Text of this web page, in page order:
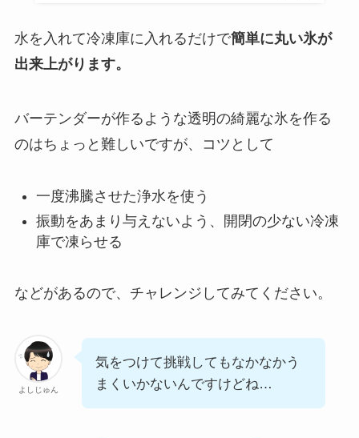
水を入れて冷凍庫に入れるだけで簡単に丸い氷が
出来上がります。
バーテンダーが作るような透明の綺麗な氷を作る
のはちょっと難しいですが、コツとして
一度沸騰させた浄水を使う
振動をあまり与えないよう、開閉の少ない冷凍
庫で凍らせる
などがあるので、チャレンジしてみてください。
よしじゅん
気をつけて挑戦してもなかなかう
まくいかないんですけどね…